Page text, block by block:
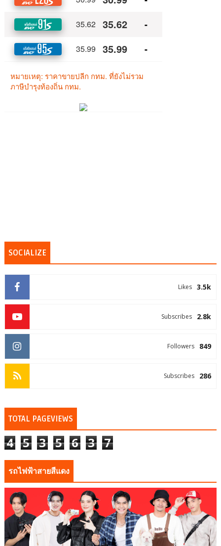
SOCIALIZE
3.5k
Likes
2.8k
Subscribes
849
Followers
286
Subscribes
TOTAL PAGEVIEWS
4 5 3 5 6 3 7
รถไฟฟ้าสายสีแดง